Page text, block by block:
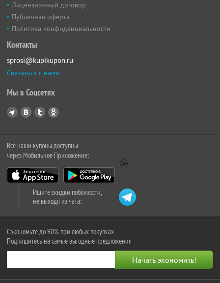
Лицензионный договор
Публичная оферта
Политика конфиденциальности
Контакты
sprosi@kupikupon.ru
Связаться с нами
Мы в Соцсетях
Все наши купоны доступны
через Мобильное Приложение:
Ищите скидки поблизости,
не выходя из чата:
Сэкономьте до 90% при любых покупках
Подпишитесь на самые выгодные предложения